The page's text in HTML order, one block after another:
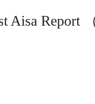
Aisa Report